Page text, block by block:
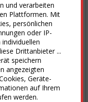
und verarbeiten
Plattformen. Mit
persönlichen
oder IP-
Drittanbieter ...
speichern
angezeigten
Geräte-
auf Ihrem
werden.
(msm3/d)